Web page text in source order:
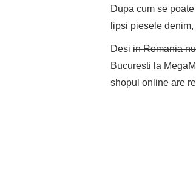
Dupa cum se
lipsi piesele
Desi in Romania
Bucuresti la
shopul online are